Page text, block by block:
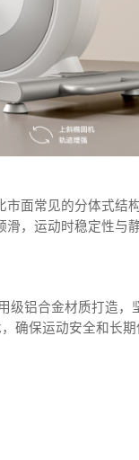
市面常见的分体式结
滑，运动时稳定性与
级铝合金材质打造，
确保运动安全和长期